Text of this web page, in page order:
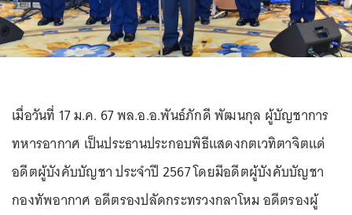
เมื่อวันที่ 17 ม.ค. 67 พล.อ.อ.พันธ์ภักดี พัฒนกุล ผู้บัญชาการ
ทหารอากาศ เป็นประธานประกอบพิธีแสดงกตเวทิตาจิตแด่
อดีตผู้บังคับบัญชา ประจำปี 2567 โดยมีอดีตผู้บังคับบัญชา
กองทัพอากาศ อดีตรองปลัดกระทรวงกลาโหม อดีตรองผู้